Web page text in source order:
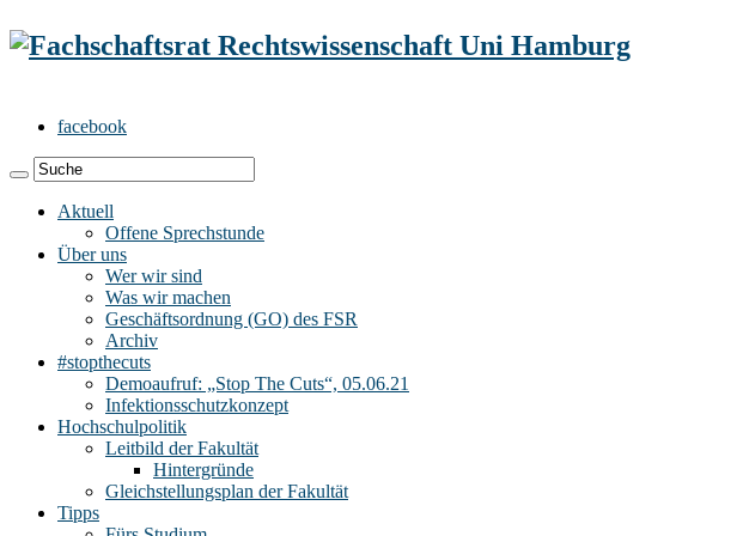
facebook
Aktuell
Offene Sprechstunde
Über uns
Wer wir sind
Was wir machen
Geschäftsordnung (GO) des FSR
Archiv
#stopthecuts
Demoaufruf: „Stop The Cuts“, 05.06.21
Infektionsschutzkonzept
Hochschulpolitik
Leitbild der Fakultät
Hintergründe
Gleichstellungsplan der Fakultät
Tipps